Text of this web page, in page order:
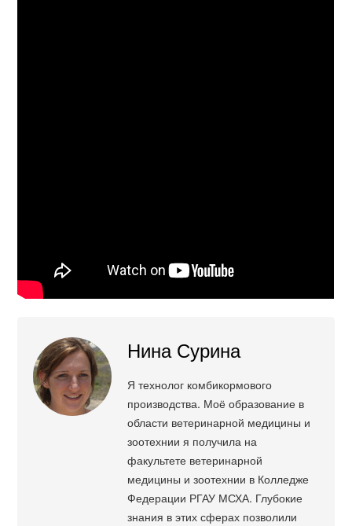
Нина Сурина
Я технолог комбикормового
производства. Моё образование в
области ветеринарной медицины и
зоотехнии я получила на
факультете ветеринарной
медицины и зоотехнии в Колледже
Федерации РГАУ МСХА. Глубокие
знания в этих сферах позволили